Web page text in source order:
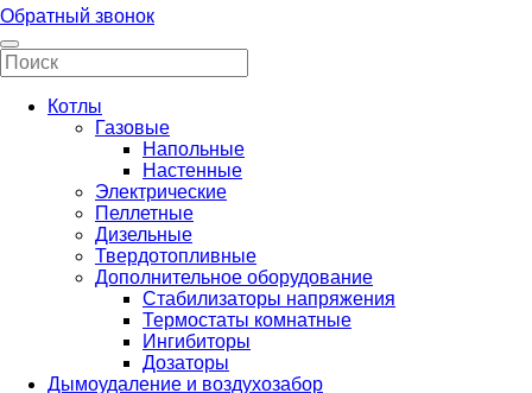
Обратный звонок
Котлы
Газовые
Напольные
Настенные
Электрические
Пеллетные
Дизельные
Твердотопливные
Дополнительное оборудование
Стабилизаторы напряжения
Термостаты комнатные
Ингибиторы
Дозаторы
Дымоудаление и воздухозабор